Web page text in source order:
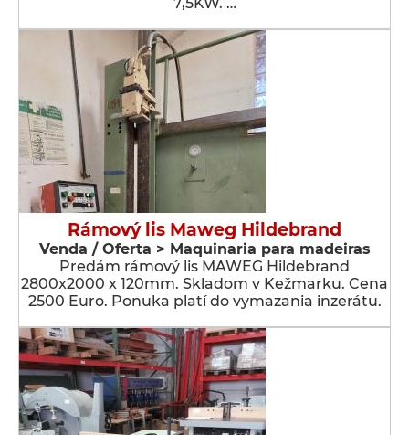
Rámový lis Maweg Hildebrand
Venda / Oferta > Maquinaria para madeiras
Predám rámový lis MAWEG Hildebrand
2800x2000 x 120mm. Skladom v Kežmarku. Cena
2500 Euro. Ponuka platí do vymazania inzerátu.